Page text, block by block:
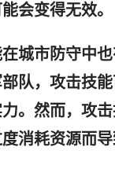
会变得无效。
城市防守中
队，攻击技
。然而，攻
消耗资源而